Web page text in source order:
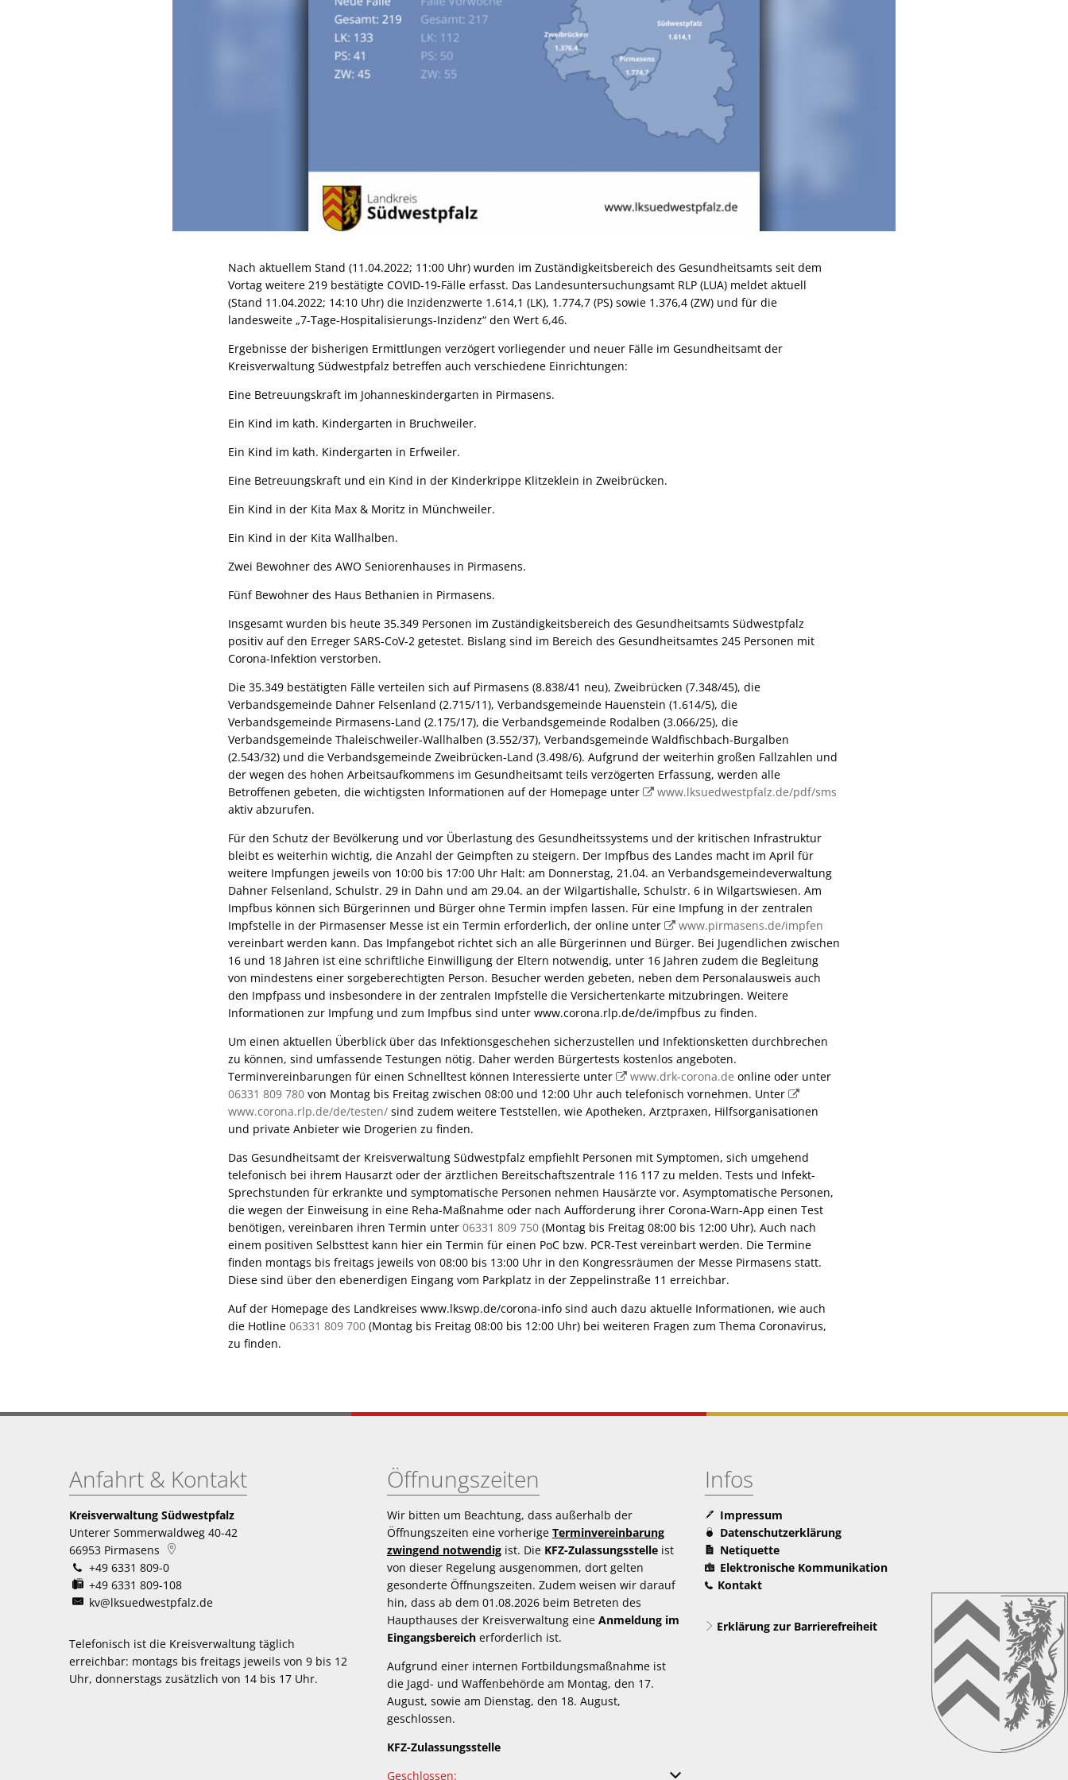
Nach aktuellem Stand (11.04.2022; 11:00 Uhr) wurden im Zuständigkeitsbereich des Gesundheitsamts seit dem
Vortag weitere 219 bestätigte COVID-19-Fälle erfasst. Das Landesuntersuchungsamt RLP (LUA) meldet aktuell
(Stand 11.04.2022; 14:10 Uhr) die Inzidenzwerte 1.614,1 (LK), 1.774,7 (PS) sowie 1.376,4 (ZW) und für die
landesweite „7-Tage-Hospitalisierungs-Inzidenz“ den Wert 6,46.
Ergebnisse der bisherigen Ermittlungen verzögert vorliegender und neuer Fälle im Gesundheitsamt der
Kreisverwaltung Südwestpfalz betreffen auch verschiedene Einrichtungen:
Eine Betreuungskraft im Johanneskindergarten in Pirmasens.
Ein Kind im kath. Kindergarten in Bruchweiler.
Ein Kind im kath. Kindergarten in Erfweiler.
Eine Betreuungskraft und ein Kind in der Kinderkrippe Klitzeklein in Zweibrücken.
Ein Kind in der Kita Max & Moritz in Münchweiler.
Ein Kind in der Kita Wallhalben.
Zwei Bewohner des AWO Seniorenhauses in Pirmasens.
Fünf Bewohner des Haus Bethanien in Pirmasens.
Insgesamt wurden bis heute 35.349 Personen im Zuständigkeitsbereich des Gesundheitsamts Südwestpfalz
positiv auf den Erreger SARS-CoV-2 getestet. Bislang sind im Bereich des Gesundheitsamtes 245 Personen mit
Corona-Infektion verstorben.
Die 35.349 bestätigten Fälle verteilen sich auf Pirmasens (8.838/41 neu), Zweibrücken (7.348/45), die
Verbandsgemeinde Dahner Felsenland (2.715/11), Verbandsgemeinde Hauenstein (1.614/5), die
Verbandsgemeinde Pirmasens-Land (2.175/17), die Verbandsgemeinde Rodalben (3.066/25), die
Verbandsgemeinde Thaleischweiler-Wallhalben (3.552/37), Verbandsgemeinde Waldfischbach-Burgalben
(2.543/32) und die Verbandsgemeinde Zweibrücken-Land (3.498/6). Aufgrund der weiterhin großen Fallzahlen und
der wegen des hohen Arbeitsaufkommens im Gesundheitsamt teils verzögerten Erfassung, werden alle
Betroffenen gebeten, die wichtigsten Informationen auf der Homepage unter
www.lksuedwestpfalz.de/pdf/sms
aktiv abzurufen.
Für den Schutz der Bevölkerung und vor Überlastung des Gesundheitssystems und der kritischen Infrastruktur
bleibt es weiterhin wichtig, die Anzahl der Geimpften zu steigern. Der Impfbus des Landes macht im April für
weitere Impfungen jeweils von 10:00 bis 17:00 Uhr Halt: am Donnerstag, 21.04. an Verbandsgemeindeverwaltung
Dahner Felsenland, Schulstr. 29 in Dahn und am 29.04. an der Wilgartishalle, Schulstr. 6 in Wilgartswiesen. Am
Impfbus können sich Bürgerinnen und Bürger ohne Termin impfen lassen. Für eine Impfung in der zentralen
Impfstelle in der Pirmasenser Messe ist ein Termin erforderlich, der online unter
www.pirmasens.de/impfen
vereinbart werden kann. Das Impfangebot richtet sich an alle Bürgerinnen und Bürger. Bei Jugendlichen zwischen
16 und 18 Jahren ist eine schriftliche Einwilligung der Eltern notwendig, unter 16 Jahren zudem die Begleitung
von mindestens einer sorgeberechtigten Person. Besucher werden gebeten, neben dem Personalausweis auch
den Impfpass und insbesondere in der zentralen Impfstelle die Versichertenkarte mitzubringen. Weitere
Informationen zur Impfung und zum Impfbus sind unter www.corona.rlp.de/de/impfbus zu finden.
Um einen aktuellen Überblick über das Infektionsgeschehen sicherzustellen und Infektionsketten durchbrechen
zu können, sind umfassende Testungen nötig. Daher werden Bürgertests kostenlos angeboten.
Terminvereinbarungen für einen Schnelltest können Interessierte unter
www.drk-corona.de online oder unter
06331 809 780 von Montag bis Freitag zwischen 08:00 und 12:00 Uhr auch telefonisch vornehmen. Unter
www.corona.rlp.de/de/testen/ sind zudem weitere Teststellen, wie Apotheken, Arztpraxen, Hilfsorganisationen
und private Anbieter wie Drogerien zu finden.
Das Gesundheitsamt der Kreisverwaltung Südwestpfalz empfiehlt Personen mit Symptomen, sich umgehend
telefonisch bei ihrem Hausarzt oder der ärztlichen Bereitschaftszentrale 116 117 zu melden. Tests und Infekt-
Sprechstunden für erkrankte und symptomatische Personen nehmen Hausärzte vor. Asymptomatische Personen,
die wegen der Einweisung in eine Reha-Maßnahme oder nach Aufforderung ihrer Corona-Warn-App einen Test
benötigen, vereinbaren ihren Termin unter 06331 809 750 (Montag bis Freitag 08:00 bis 12:00 Uhr). Auch nach
einem positiven Selbsttest kann hier ein Termin für einen PoC bzw. PCR-Test vereinbart werden. Die Termine
finden montags bis freitags jeweils von 08:00 bis 13:00 Uhr in den Kongressräumen der Messe Pirmasens statt.
Diese sind über den ebenerdigen Eingang vom Parkplatz in der Zeppelinstraße 11 erreichbar.
Auf der Homepage des Landkreises www.lkswp.de/corona-info sind auch dazu aktuelle Informationen, wie auch
die Hotline 06331 809 700 (Montag bis Freitag 08:00 bis 12:00 Uhr) bei weiteren Fragen zum Thema Coronavirus,
zu finden.
Anfahrt & Kontakt
Kreisverwaltung Südwestpfalz
Unterer Sommerwaldweg 40-42
66953 Pirmasens
+49 6331 809-0
+49 6331 809-108
kv@lksuedwestpfalz.de
Telefonisch ist die Kreisverwaltung täglich
erreichbar: montags bis freitags jeweils von 9 bis 12
Uhr, donnerstags zusätzlich von 14 bis 17 Uhr.
Öffnungszeiten
Wir bitten um Beachtung, dass außerhalb der
Öffnungszeiten eine vorherige Terminvereinbarung
zwingend notwendig ist. Die KFZ-Zulassungsstelle ist
von dieser Regelung ausgenommen, dort gelten
gesonderte Öffnungszeiten. Zudem weisen wir darauf
hin, dass ab dem 01.08.2026 beim Betreten des
Haupthauses der Kreisverwaltung eine Anmeldung im
Eingangsbereich erforderlich ist.
Aufgrund einer internen Fortbildungsmaßnahme ist
die Jagd- und Waffenbehörde am Montag, den 17.
August, sowie am Dienstag, den 18. August,
geschlossen.
KFZ-Zulassungsstelle
Klicken, um weitere Öffnungs- oder Schließzeiten auszublenden
Geschlossen:
Infos
Impressum
Datenschutzerklärung
Netiquette
Elektronische Kommunikation
Kontakt
Erklärung zur Barrierefreiheit